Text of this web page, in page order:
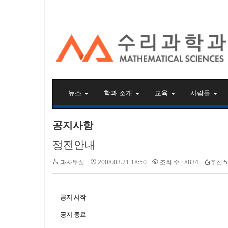
KAIST 수리과학과
뉴스 학과 소개 교육 사람들
공지사항
정전안내
과사무실 2008.03.21 18:50 조회 수 : 8834 추천
공지 시작
공지 종료